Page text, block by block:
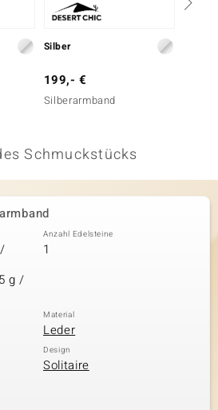
Silber
199,- €
Silberarmband
Schmuckstücks
g /
Anzahl Edelsteine
1
Material
Leder
Design
Solitaire